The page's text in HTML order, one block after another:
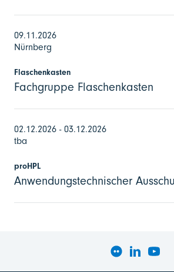
09.11.2026
Nürnberg
Flaschenkasten
Fachgruppe Flaschenkasten
02.12.2026 - 03.12.2026
tba
proHPL
Anwendungstechnischer